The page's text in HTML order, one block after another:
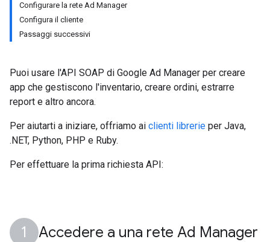
Configurare la rete Ad Manager
Configura il cliente
Passaggi successivi
Puoi usare l'API SOAP di Google Ad Manager per creare
app che gestiscono l'inventario, creare ordini, estrarre
report e altro ancora.
Per aiutarti a iniziare, offriamo ai clienti librerie per Java,
.NET, Python, PHP e Ruby.
Per effettuare la prima richiesta API:
Accedere a una rete Ad Manager